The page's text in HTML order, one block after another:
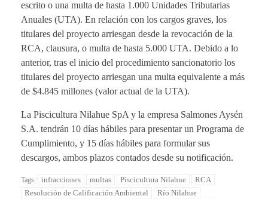
escrito o una multa de hasta 1.000 Unidades Tributarias
Anuales (UTA). En relación con los cargos graves, los
titulares del proyecto arriesgan desde la revocación de la
RCA, clausura, o multa de hasta 5.000 UTA. Debido a lo
anterior, tras el inicio del procedimiento sancionatorio los
titulares del proyecto arriesgan una multa equivalente a más
de $4.845 millones (valor actual de la UTA).
La Piscicultura Nilahue SpA y la empresa Salmones Aysén
S.A. tendrán 10 días hábiles para presentar un Programa de
Cumplimiento, y 15 días hábiles para formular sus
descargos, ambos plazos contados desde su notificación.
Tags: infracciones multas Piscicultura Nilahue
RCA
Resolución de Calificación Ambiental
Río Nilahue